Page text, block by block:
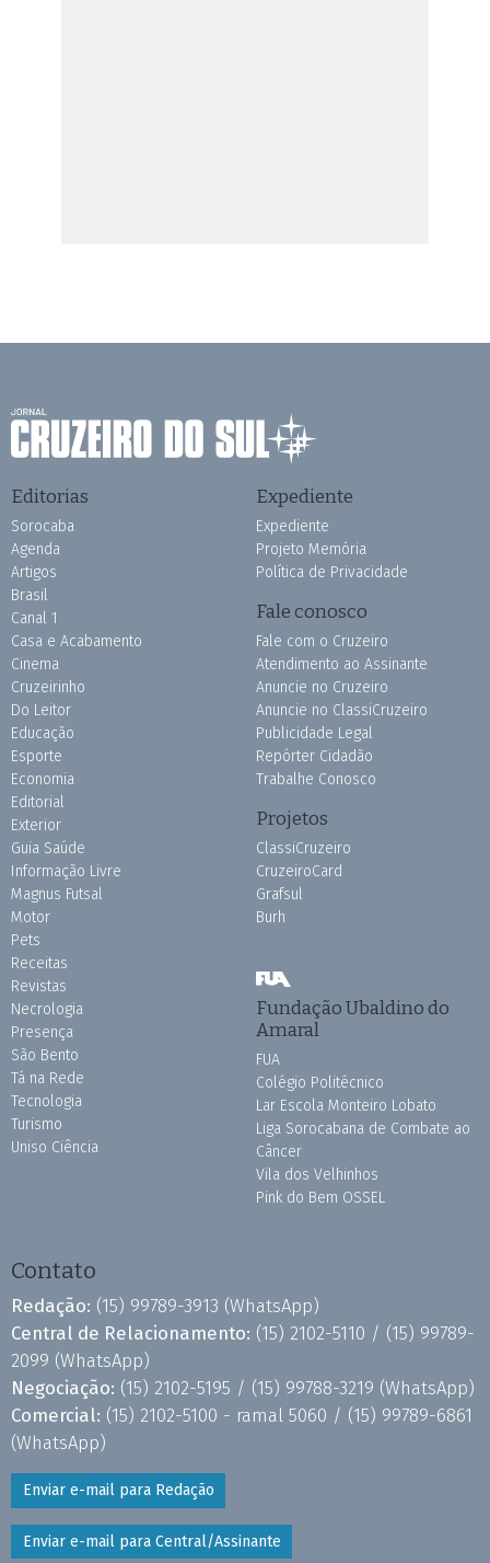
Editorias
Sorocaba
Agenda
Artigos
Brasil
Canal 1
Casa e Acabamento
Cinema
Cruzeirinho
Do Leitor
Educação
Esporte
Economia
Editorial
Exterior
Guia Saúde
Informação Livre
Magnus Futsal
Motor
Pets
Receitas
Revistas
Necrologia
Presença
São Bento
Tá na Rede
Tecnologia
Turismo
Uniso Ciência
Expediente
Expediente
Projeto Memória
Política de Privacidade
Fale conosco
Fale com o Cruzeiro
Atendimento ao Assinante
Anuncie no Cruzeiro
Anuncie no ClassiCruzeiro
Publicidade Legal
Repórter Cidadão
Trabalhe Conosco
Projetos
ClassiCruzeiro
CruzeiroCard
Grafsul
Burh
Fundação Ubaldino do
Amaral
FUA
Colégio Politécnico
Lar Escola Monteiro Lobato
Liga Sorocabana de Combate ao
Câncer
Vila dos Velhinhos
Pink do Bem OSSEL
Contato
Redação: (15) 99789-3913 (WhatsApp)
Central de Relacionamento: (15) 2102-5110 / (15) 99789-
2099 (WhatsApp)
Negociação: (15) 2102-5195 / (15) 99788-3219 (WhatsApp)
Comercial: (15) 2102-5100 - ramal 5060 / (15) 99789-6861
(WhatsApp)
Enviar e-mail para Redação
Enviar e-mail para Central/Assinante